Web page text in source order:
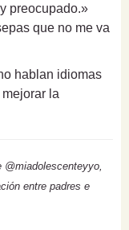
preocupado.»
que no me va
hablan idiomas
la
entre padres e